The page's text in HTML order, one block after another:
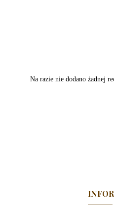
Na razie nie dodano żadnej